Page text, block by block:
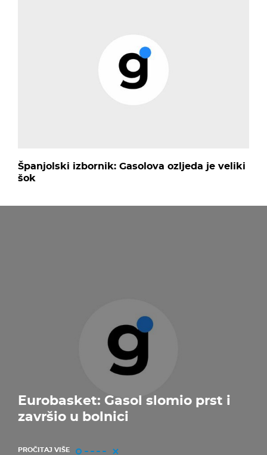
Španjolski izbornik: Gasolova ozljeda je veliki
šok
Eurobasket: Gasol slomio prst i
završio u bolnici
PROČITAJ VIŠE